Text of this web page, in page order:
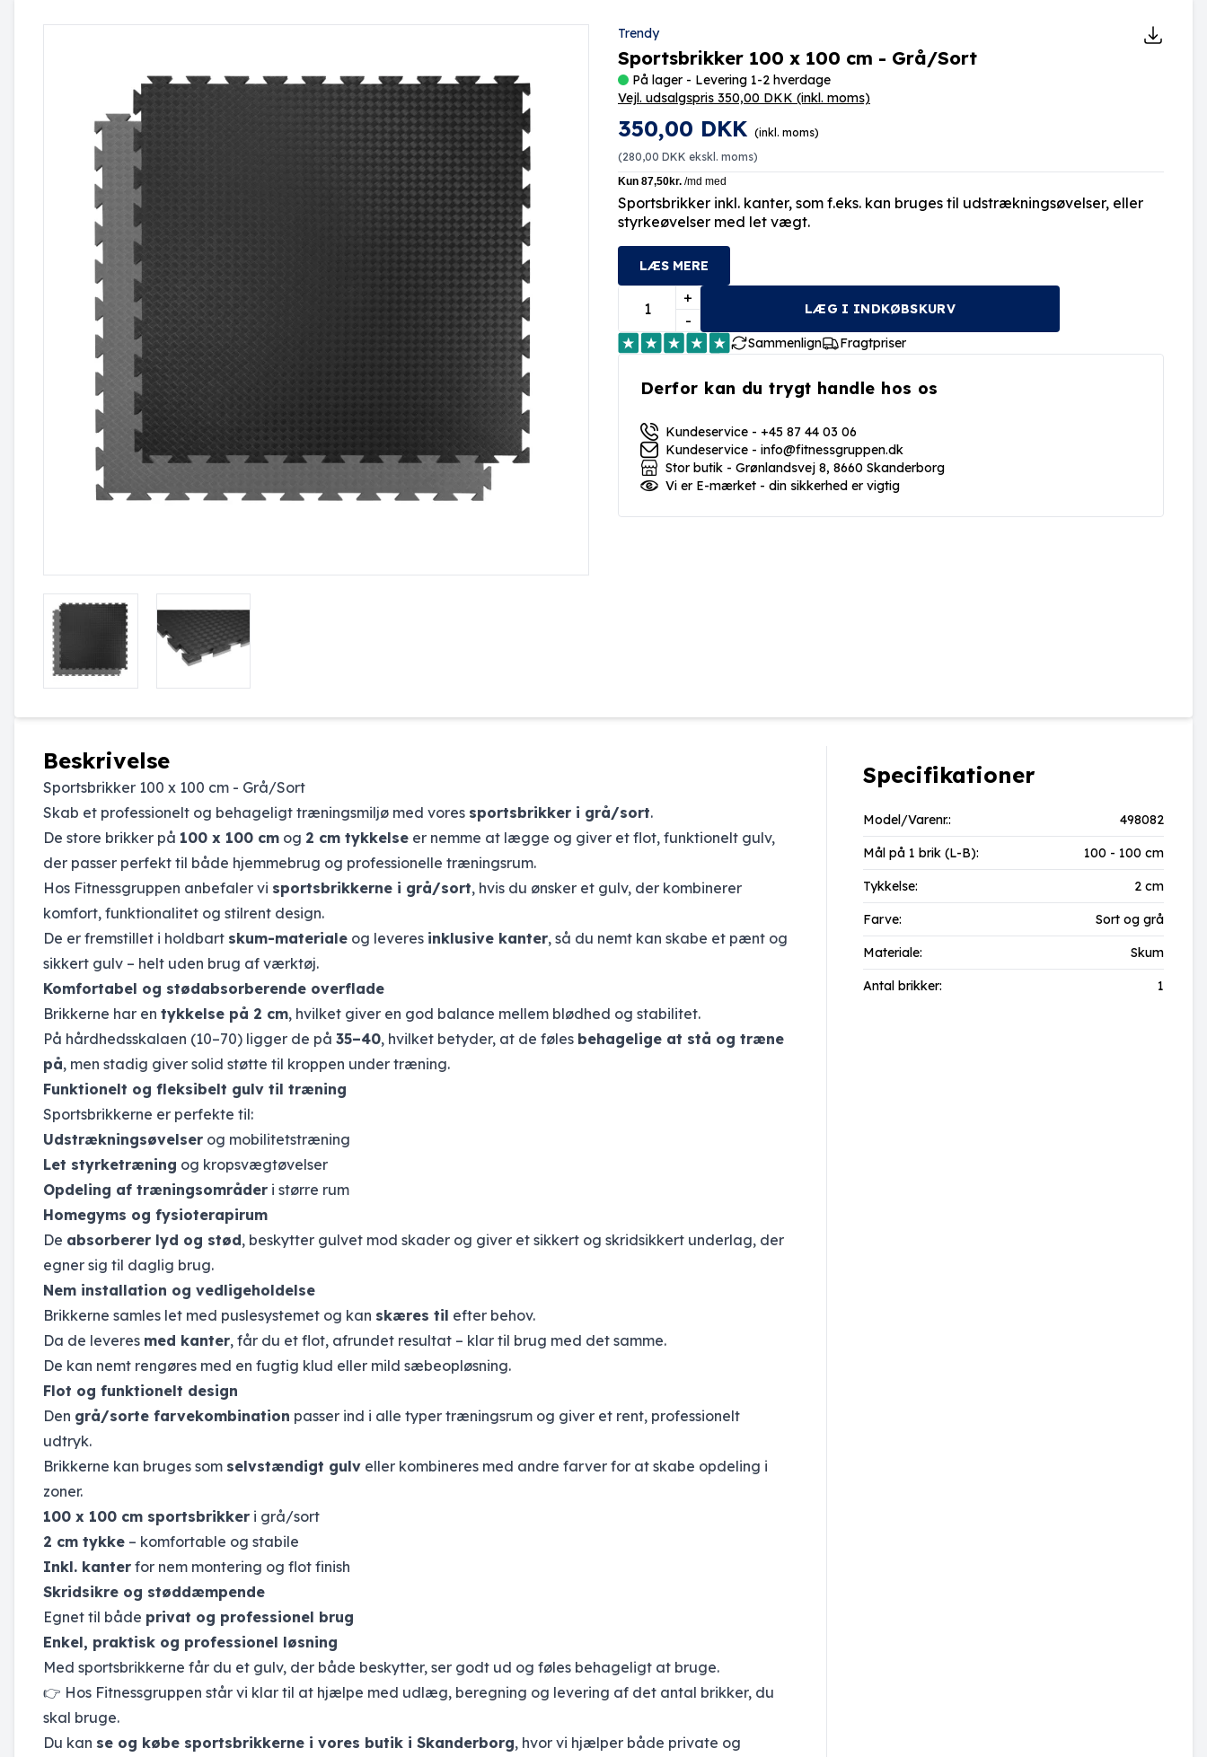
Trendy
Sportsbrikker 100 x 100 cm - Grå/Sort
På lager - Levering 1-2 hverdage
Vejl. udsalgspris 350,00 DKK (inkl. moms)
350,00 DKK (inkl. moms)
(280,00 DKK ekskl. moms)
Sportsbrikker inkl. kanter, som f.eks. kan bruges til udstrækningsøvelser, eller
styrkeøvelser med let vægt.
LÆS MERE
+
-
LÆG I INDKØBSKURV
Sammenlign Fragtpriser
Derfor kan du trygt handle hos os
Kundeservice - +45 87 44 03 06
Kundeservice - info@fitnessgruppen.dk
Stor butik - Grønlandsvej 8, 8660 Skanderborg
Vi er E-mærket - din sikkerhed er vigtig
Beskrivelse
Sportsbrikker 100 x 100 cm - Grå/Sort
Skab et professionelt og behageligt træningsmiljø med vores sportsbrikker i grå/sort.
De store brikker på 100 x 100 cm og 2 cm tykkelse er nemme at lægge og giver et flot, funktionelt gulv,
der passer perfekt til både hjemmebrug og professionelle træningsrum.
Hos Fitnessgruppen anbefaler vi sportsbrikkerne i grå/sort, hvis du ønsker et gulv, der kombinerer
komfort, funktionalitet og stilrent design.
De er fremstillet i holdbart skum-materiale og leveres inklusive kanter, så du nemt kan skabe et pænt og
sikkert gulv – helt uden brug af værktøj.
Komfortabel og stødabsorberende overflade
Brikkerne har en tykkelse på 2 cm, hvilket giver en god balance mellem blødhed og stabilitet.
På hårdhedsskalaen (10–70) ligger de på 35–40, hvilket betyder, at de føles behagelige at stå og træne
på, men stadig giver solid støtte til kroppen under træning.
Funktionelt og fleksibelt gulv til træning
Sportsbrikkerne er perfekte til:
Udstrækningsøvelser og mobilitetstræning
Let styrketræning og kropsvægtøvelser
Opdeling af træningsområder i større rum
Homegyms og fysioterapirum
De absorberer lyd og stød, beskytter gulvet mod skader og giver et sikkert og skridsikkert underlag, der
egner sig til daglig brug.
Nem installation og vedligeholdelse
Brikkerne samles let med puslesystemet og kan skæres til efter behov.
Da de leveres med kanter, får du et flot, afrundet resultat – klar til brug med det samme.
De kan nemt rengøres med en fugtig klud eller mild sæbeopløsning.
Flot og funktionelt design
Den grå/sorte farvekombination passer ind i alle typer træningsrum og giver et rent, professionelt
udtryk.
Brikkerne kan bruges som selvstændigt gulv eller kombineres med andre farver for at skabe opdeling i
zoner.
100 x 100 cm sportsbrikker i grå/sort
2 cm tykke – komfortable og stabile
Inkl. kanter for nem montering og flot finish
Skridsikre og støddæmpende
Egnet til både privat og professionel brug
Enkel, praktisk og professionel løsning
Med sportsbrikkerne får du et gulv, der både beskytter, ser godt ud og føles behageligt at bruge.
👉 Hos Fitnessgruppen står vi klar til at hjælpe med udlæg, beregning og levering af det antal brikker, du
skal bruge.
Du kan se og købe sportsbrikkerne i vores butik i Skanderborg, hvor vi hjælper både private og
Specifikationer
Model/Varenr.: 498082
Mål på 1 brik (L-B): 100 - 100 cm
Tykkelse: 2 cm
Farve: Sort og grå
Materiale: Skum
Antal brikker: 1